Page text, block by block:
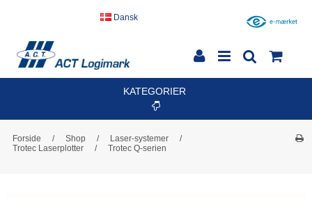
Dansk
KATEGORIER
Forside / Shop / Laser-systemer
/
Trotec Laserplotter
/ Trotec Q-serien